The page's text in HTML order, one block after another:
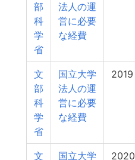
部
科
学
省
法人の運
営に必要
な経費
文
部
科
学
省
国立大学
法人の運
営に必要
な経費
2019
文
国立大学
2020